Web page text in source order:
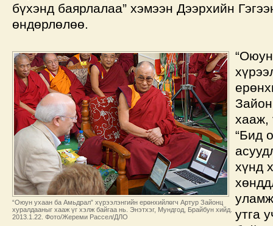
бүхэнд баярлалаа” хэмээн Дээрхийн
өндөрлөлөө.
“Оюун ухаан ба Амьдрал” хүрээлэнгийн ерөнхийлөгч Артур Зайонц
хуралдааныг хааж үг хэлж байгаа нь. Энэтхэг, Мундгод, Брайбун хийд.
2013.1.22. Фото/Жереми Рассел/ДЛО
хааж,
“Бид
хүнд
утга